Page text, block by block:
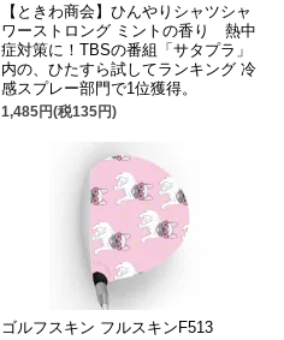
【ときわ商会】ひんやりシャツシャ
ワーストロング ミントの香り 熱中
症対策に！TBSの番組「サタプラ」
内の、ひたすら試してランキング 冷
感スプレー部門で1位獲得。
1,485円(税135円)
ゴルフスキン フルスキンF513